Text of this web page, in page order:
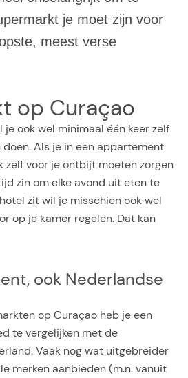
je moet zijn voor
meest verse
op Curaçao
je ook wel minimaal één keer zelf
Als je in een appartement
zelf voor je ontbijt moeten zorgen
zin om elke avond uit eten te
zit wil je misschien ook wel
op je kamer regelen. Dat kan
ook Nederlandse
op Curaçao heb je een
te vergelijken met de
Vaak nog wat uitgebreider
merken aanbieden (m.n. vanuit